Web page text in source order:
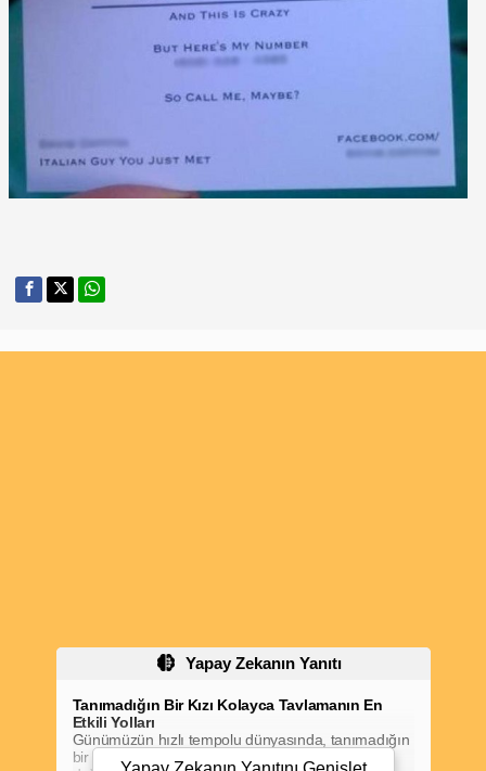
Yapay Zekanın Yanıtı
Tanımadığın Bir Kızı Kolayca Tavlamanın En
Etkili Yolları
Günümüzün hızlı tempolu dünyasında, tanımadığın
bir kızı tavlamak zorlu bir görev olabilir. Ancak,